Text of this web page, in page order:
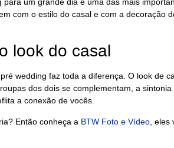
com o estilo do casal e com a decoração
look do casal
wedding faz toda a diferença. O look de
dos dois se complementam, a
a conexão de vocês.
Então conheça a BTW Foto e Vídeo ,